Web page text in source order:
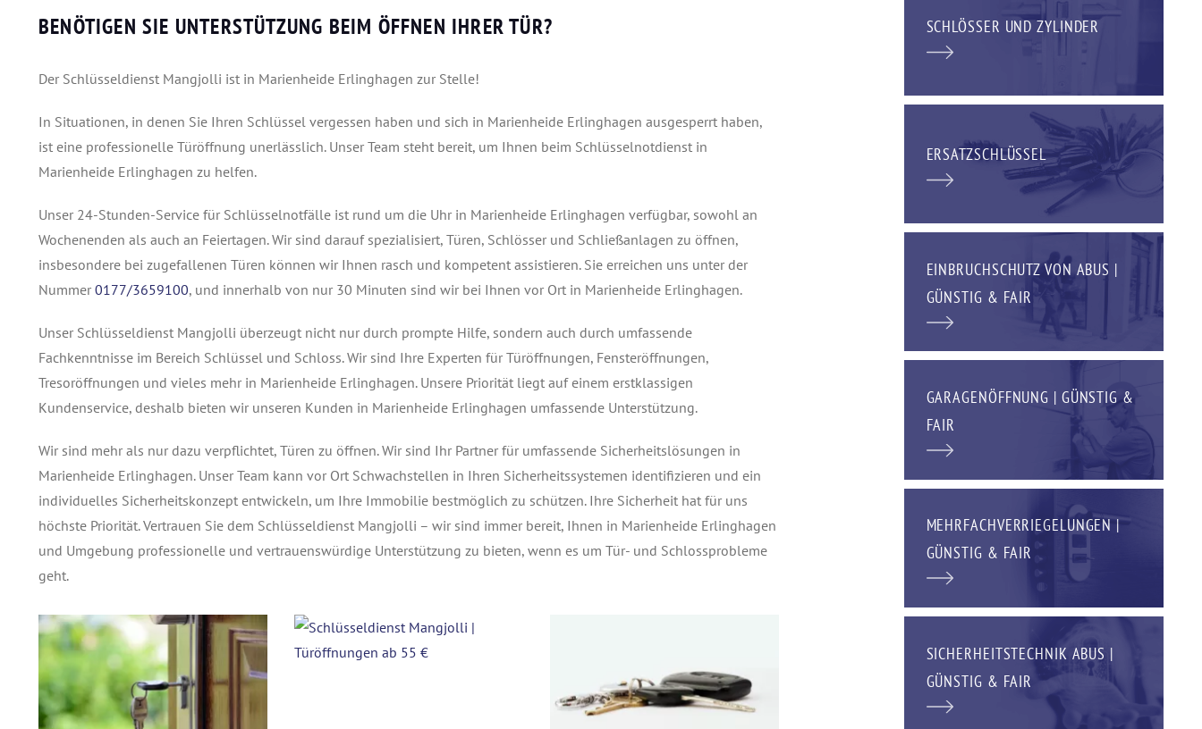
BENÖTIGEN SIE UNTERSTÜTZUNG BEIM ÖFFNEN IHRER TÜR?
Der Schlüsseldienst Mangjolli ist in Marienheide Erlinghagen zur Stelle!
In Situationen, in denen Sie Ihren Schlüssel vergessen haben und sich in Marienheide Erlinghagen ausgesperrt haben,
ist eine professionelle Türöffnung unerlässlich. Unser Team steht bereit, um Ihnen beim Schlüsselnotdienst in
Marienheide Erlinghagen zu helfen.
Unser 24-Stunden-Service für Schlüsselnotfälle ist rund um die Uhr in Marienheide Erlinghagen verfügbar, sowohl an
Wochenenden als auch an Feiertagen. Wir sind darauf spezialisiert, Türen, Schlösser und Schließanlagen zu öffnen,
insbesondere bei zugefallenen Türen können wir Ihnen rasch und kompetent assistieren. Sie erreichen uns unter der
Nummer 0177/3659100, und innerhalb von nur 30 Minuten sind wir bei Ihnen vor Ort in Marienheide Erlinghagen.
Unser Schlüsseldienst Mangjolli überzeugt nicht nur durch prompte Hilfe, sondern auch durch umfassende
Fachkenntnisse im Bereich Schlüssel und Schloss. Wir sind Ihre Experten für Türöffnungen, Fensteröffnungen,
Tresoröffnungen und vieles mehr in Marienheide Erlinghagen. Unsere Priorität liegt auf einem erstklassigen
Kundenservice, deshalb bieten wir unseren Kunden in Marienheide Erlinghagen umfassende Unterstützung.
Wir sind mehr als nur dazu verpflichtet, Türen zu öffnen. Wir sind Ihr Partner für umfassende Sicherheitslösungen in
Marienheide Erlinghagen. Unser Team kann vor Ort Schwachstellen in Ihren Sicherheitssystemen identifizieren und ein
individuelles Sicherheitskonzept entwickeln, um Ihre Immobilie bestmöglich zu schützen. Ihre Sicherheit hat für uns
höchste Priorität. Vertrauen Sie dem Schlüsseldienst Mangjolli – wir sind immer bereit, Ihnen in Marienheide Erlinghagen
und Umgebung professionelle und vertrauenswürdige Unterstützung zu bieten, wenn es um Tür- und Schlossprobleme
geht.
SCHLÖSSER UND ZYLINDER
ERSATZSCHLÜSSEL
EINBRUCHSCHUTZ VON ABUS |
GÜNSTIG & FAIR
GARAGENÖFFNUNG | GÜNSTIG &
FAIR
MEHRFACHVERRIEGELUNGEN |
GÜNSTIG & FAIR
SICHERHEITSTECHNIK ABUS |
GÜNSTIG & FAIR